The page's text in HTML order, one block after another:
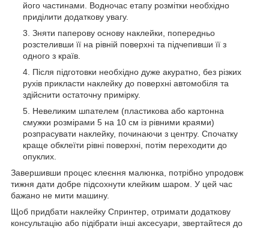
його частинами. Водночас етапу розмітки необхідно
приділити додаткову увагу.
Зняти паперову основу наклейки, попередньо
розстеливши її на рівній поверхні та підчепивши її з
одного з країв.
Після підготовки необхідно дуже акуратно, без різких
рухів прикласти наклейку до поверхні автомобіля та
здійснити остаточну примірку.
Невеликим шпателем (пластикова або картонна
смужки розмірами 5 на 10 см із рівними краями)
розпрасувати наклейку, починаючи з центру. Спочатку
краще обклеїти рівні поверхні, потім переходити до
опуклих.
Завершивши процес клеєння малюнка, потрібно упродовж
тижня дати добре підсохнути клейким шаром. У цей час
бажано не мити машину.
Щоб придбати наклейку Спринтер, отримати додаткову
консультацію або підібрати інші аксесуари, звертайтеся до